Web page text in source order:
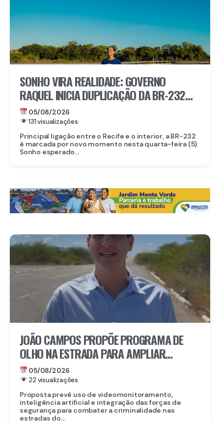
SONHO VIRA REALIDADE: GOVERNO
RAQUEL INICIA DUPLICAÇÃO DA BR-232
ENTRE SÃO CAETANO E BELO JARDIM
05/08/2026
131 visualizações
Principal ligação entre o Recife e o interior, a BR-232
é marcada por novo momento nesta quarta-feira (5).
Sonho esperado...
JOÃO CAMPOS PROPÕE PROGRAMA DE
OLHO NA ESTRADA PARA AMPLIAR
SEGURANÇA NAS RODOVIAS
05/08/2026
22 visualizações
Proposta prevê uso de videomonitoramento,
inteligência artificial e integração das forças de
segurança para combater a criminalidade nas
estradas do...